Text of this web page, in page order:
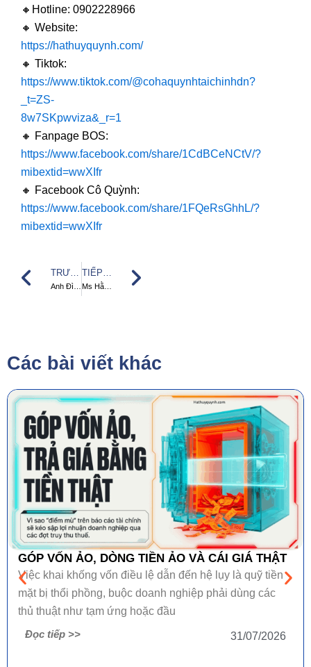
🔸Hotline: 0902228966
🔸 Website:
https://hathuyquynh.com/
🔸 Tiktok:
https://www.tiktok.com/@cohaquynhtaichinhdn?
_t=ZS-
8w7SKpwviza&_r=1
🔸 Fanpage BOS:
https://www.facebook.com/share/1CdBCeNCtV/?
mibextid=wwXIfr
🔸 Facebook Cô Quỳnh:
https://www.facebook.com/share/1FQeRsGhhL/?
mibextid=wwXIfr
Prev
TRƯỚC ĐÓ
Anh Đình Đình
TIẾP THEO
Ms Hằng Tới
Các bài viết khác
GÓP VỐN ẢO, DÒNG TIỀN ẢO VÀ CÁI GIÁ THẬT
Việc khai khống vốn điều lệ dẫn đến hệ lụy là quỹ tiền
mặt bị thổi phồng, buộc doanh nghiệp phải dùng các
thủ thuật như tạm ứng hoặc đầu
Đọc tiếp >>
31/07/2026